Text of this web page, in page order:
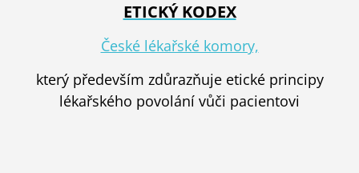
ETICKÝ KODEX
České lékařské komory,
který především zdůrazňuje etické principy
lékařského povolání vůči pacientovi